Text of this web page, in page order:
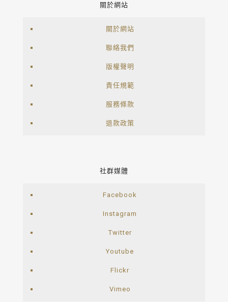
關於網站
關於網站
聯絡我們
版權聲明
責任規範
服務條款
退款政策
社群媒體
Facebook
Instagram
Twitter
Youtube
Flickr
Vimeo